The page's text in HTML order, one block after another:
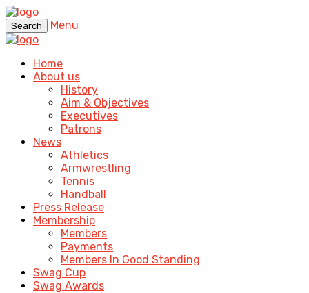
Search Menu
Home
About us
History
Aim & Objectives
Executives
Patrons
News
Athletics
Armwrestling
Tennis
Handball
Press Release
Membership
Members
Payments
Members In Good Standing
Swag Cup
Swag Awards